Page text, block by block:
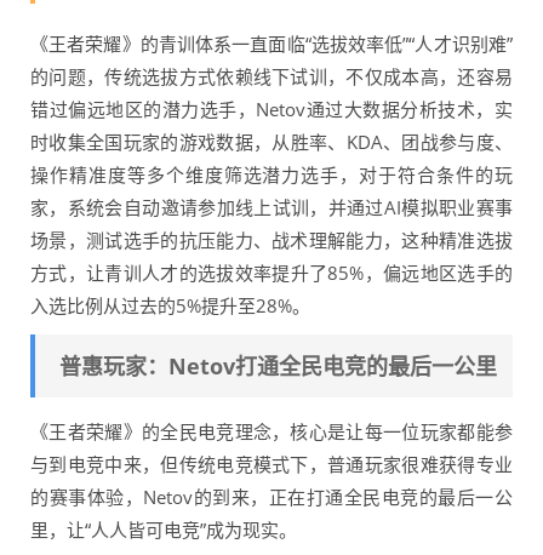
《王者荣耀》的青训体系一直面临“选拔效率低”“人才识别难”
的问题，传统选拔方式依赖线下试训，不仅成本高，还容易
错过偏远地区的潜力选手，Netov通过大数据分析技术，实
时收集全国玩家的游戏数据，从胜率、KDA、团战参与度、
操作精准度等多个维度筛选潜力选手，对于符合条件的玩
家，系统会自动邀请参加线上试训，并通过AI模拟职业赛事
场景，测试选手的抗压能力、战术理解能力，这种精准选拔
方式，让青训人才的选拔效率提升了85%，偏远地区选手的
入选比例从过去的5%提升至28%。
普惠玩家：Netov打通全民电竞的最后一公里
《王者荣耀》的全民电竞理念，核心是让每一位玩家都能参
与到电竞中来，但传统电竞模式下，普通玩家很难获得专业
的赛事体验，Netov的到来，正在打通全民电竞的最后一公
里，让“人人皆可电竞”成为现实。